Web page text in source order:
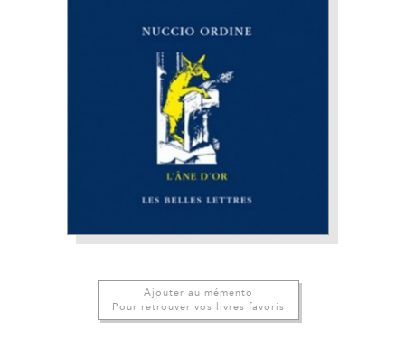
Ajouter au mémento
Pour retrouver vos livres favoris